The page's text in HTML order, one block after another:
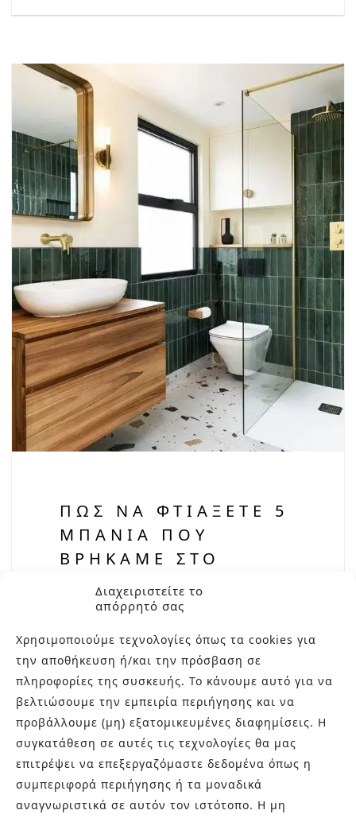
Διαχειριστείτε το
απόρρητό σας
Χρησιμοποιούμε τεχνολογίες όπως τα cookies για
την αποθήκευση ή/και την πρόσβαση σε
πληροφορίες της συσκευής. Το κάνουμε αυτό για να
βελτιώσουμε την εμπειρία περιήγησης και να
προβάλλουμε (μη) εξατομικευμένες διαφημίσεις. Η
συγκατάθεση σε αυτές τις τεχνολογίες θα μας
επιτρέψει να επεξεργαζόμαστε δεδομένα όπως η
συμπεριφορά περιήγησης ή τα μοναδικά
αναγνωριστικά σε αυτόν τον ιστότοπο. Η μη
ΠΏΣ ΝΑ ΦΤΙΆΞΕΤΕ 5
ΜΠΆΝΙΑ ΠΟΥ
ΒΡΉΚΑΜΕ ΣΤΟ
PINTEREST
BAGNOCASA 19 ΙΟΥΝΊΟΥ, 2024
Αναζητάτε έμπνευση για τον
μετασχηματισμό του μπάνιου σας; Το
Pinterest είναι γεμάτο από μαγευτικές
ιδέες που μπορούν να σας βοηθήσουν
να δημιουργήσετε το μπάνιο των
ονείρων σας. Σε αυτό το άρθρο, θα
εξερευνήσουμε πέντε ιδιαίτερα
μπάνια που βρήκαμε στο Pinterest και